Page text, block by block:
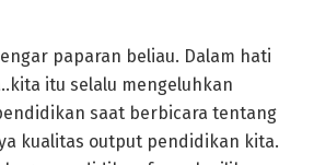
paparan beliau. Dalam hati
itu selalu mengeluhkan
saat berbicara tentang
kualitas output pendidikan kita.